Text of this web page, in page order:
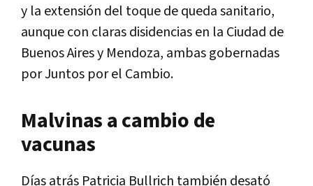
y la extensión del toque de queda sanitario,
aunque con claras disidencias en la Ciudad de
Buenos Aires y Mendoza, ambas gobernadas
por Juntos por el Cambio.
Malvinas a cambio de
vacunas
Días atrás Patricia Bullrich también desató